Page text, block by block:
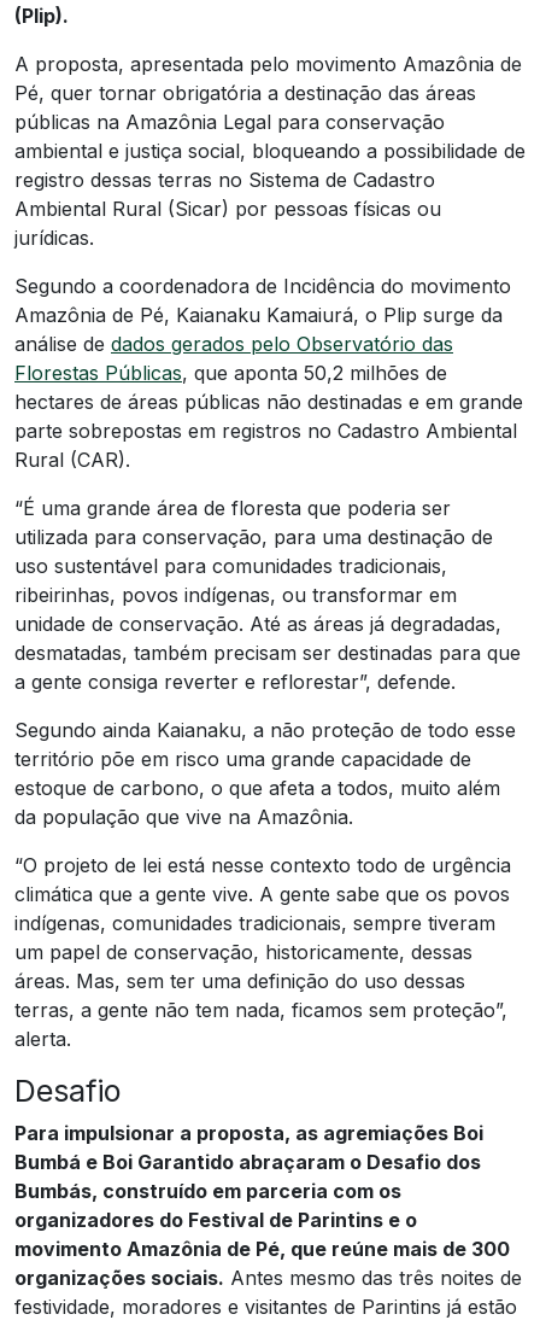
(Plip).
A proposta, apresentada pelo movimento Amazônia de
Pé, quer tornar obrigatória a destinação das áreas
públicas na Amazônia Legal para conservação
ambiental e justiça social, bloqueando a possibilidade de
registro dessas terras no Sistema de Cadastro
Ambiental Rural (Sicar) por pessoas físicas ou
jurídicas.
Segundo a coordenadora de Incidência do movimento
Amazônia de Pé, Kaianaku Kamaiurá, o Plip surge da
análise de dados gerados pelo Observatório das
Florestas Públicas, que aponta 50,2 milhões de
hectares de áreas públicas não destinadas e em grande
parte sobrepostas em registros no Cadastro Ambiental
Rural (CAR).
“É uma grande área de floresta que poderia ser
utilizada para conservação, para uma destinação de
uso sustentável para comunidades tradicionais,
ribeirinhas, povos indígenas, ou transformar em
unidade de conservação. Até as áreas já degradadas,
desmatadas, também precisam ser destinadas para que
a gente consiga reverter e reflorestar”, defende.
Segundo ainda Kaianaku, a não proteção de todo esse
território põe em risco uma grande capacidade de
estoque de carbono, o que afeta a todos, muito além
da população que vive na Amazônia.
“O projeto de lei está nesse contexto todo de urgência
climática que a gente vive. A gente sabe que os povos
indígenas, comunidades tradicionais, sempre tiveram
um papel de conservação, historicamente, dessas
áreas. Mas, sem ter uma definição do uso dessas
terras, a gente não tem nada, ficamos sem proteção”,
alerta.
Desafio
Para impulsionar a proposta, as agremiações Boi
Bumbá e Boi Garantido abraçaram o Desafio dos
Bumbás, construído em parceria com os
organizadores do Festival de Parintins e o
movimento Amazônia de Pé, que reúne mais de 300
organizações sociais. Antes mesmo das três noites de
festividade, moradores e visitantes de Parintins já estão